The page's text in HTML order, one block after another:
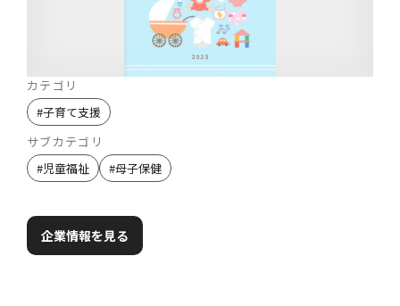
カテゴリ
#子育て支援
サブカテゴリ
#児童福祉 #母子保健
企業情報を見る